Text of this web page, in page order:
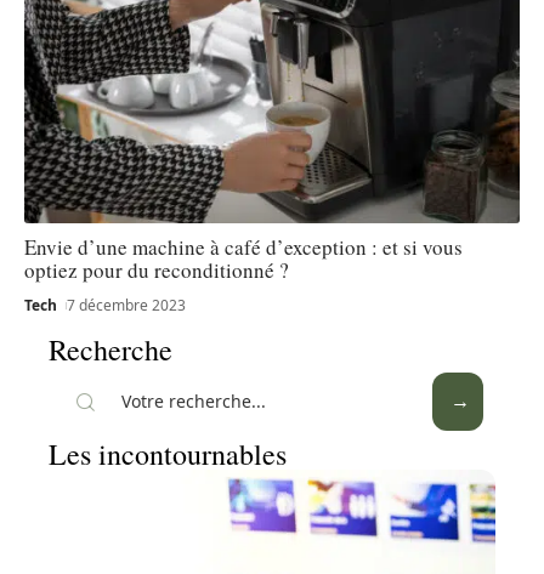
Envie d’une machine à café d’exception : et si vous
optiez pour du reconditionné ?
Tech 7 décembre 2023
Recherche
Les incontournables